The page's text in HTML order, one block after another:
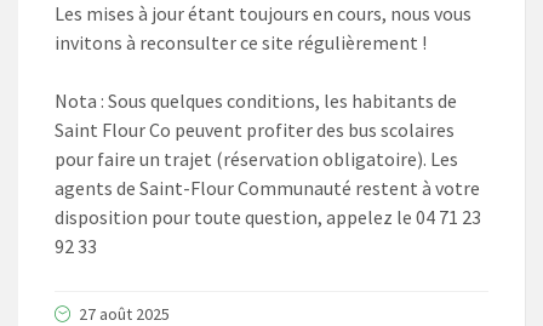
Les mises à jour étant toujours en cours, nous vous
invitons à reconsulter ce site régulièrement !
Nota : Sous quelques conditions, les habitants de
Saint Flour Co peuvent profiter des bus scolaires
pour faire un trajet (réservation obligatoire). Les
agents de Saint-Flour Communauté restent à votre
disposition pour toute question, appelez le 04 71 23
92 33
27 août 2025